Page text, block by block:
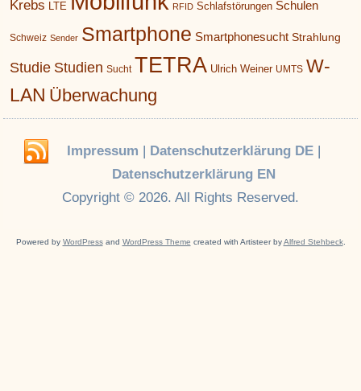
Krebs LTE RFID Schlafstörungen Schulen
Schweiz Sender Smartphone Smartphonesucht Strahlung
Studie Studien Sucht TETRA Ulrich Weiner UMTS W-
LAN Überwachung
Impressum | Datenschutzerklärung DE|
Datenschutzerklärung EN
Copyright © 2026. All Rights Reserved.
Powered by WordPressand WordPress Theme created with Artisteer byAlfred Stehbeck.